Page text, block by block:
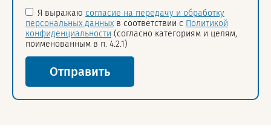
Я выражаю согласие на передачу и обработку
персональных данных в соответствии с Политикой
конфиденциальности (согласно категориям и целям,
поименованным в п. 4.2.1)
Отправить